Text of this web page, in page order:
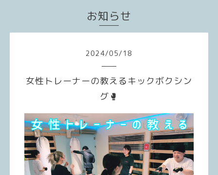
お知らせ
2024/05/ 18
女性トレーナーの教えるキックボクシン
グ🥊